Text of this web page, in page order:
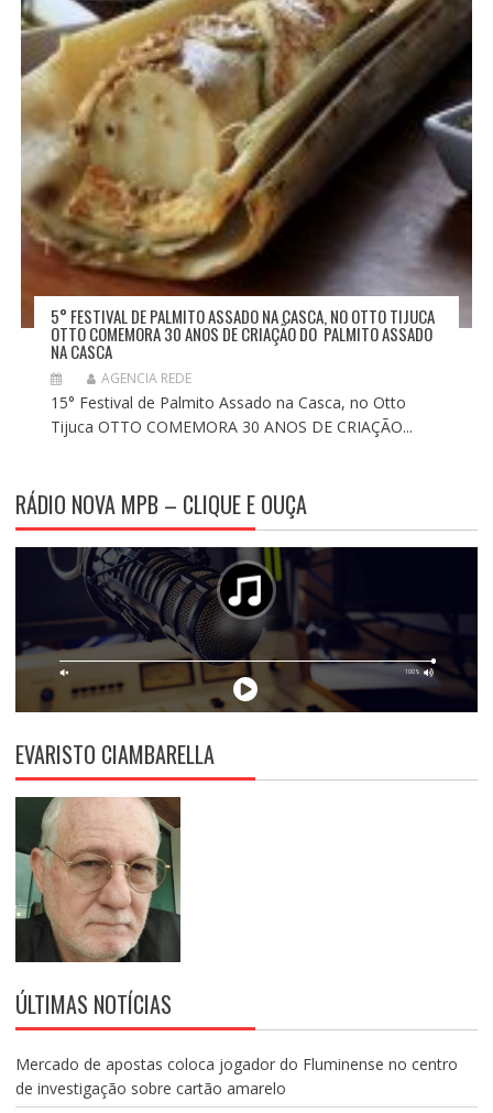
5° FESTIVAL DE PALMITO ASSADO NA CASCA, NO OTTO TIJUCA
OTTO COMEMORA 30 ANOS DE CRIAÇÃO DO PALMITO ASSADO
NA CASCA
AGENCIA REDE
15° Festival de Palmito Assado na Casca, no Otto
Tijuca OTTO COMEMORA 30 ANOS DE CRIAÇÃO...
RÁDIO NOVA MPB – CLIQUE E OUÇA
EVARISTO CIAMBARELLA
ÚLTIMAS NOTÍCIAS
Mercado de apostas coloca jogador do Fluminense no centro
de investigação sobre cartão amarelo